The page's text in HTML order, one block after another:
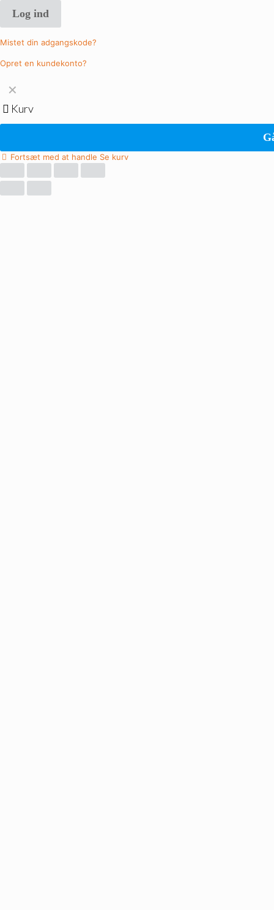
Log ind
Mistet din adgangskode?
Opret en kundekonto?
✕
Kurv
Fortsæt med at handle Se kurv